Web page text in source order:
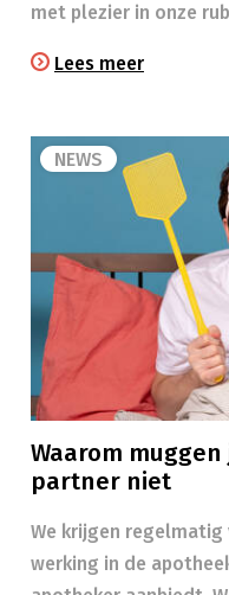
met plezier in onze
Lees meer
NEWS
Waarom
partner niet
We krijgen regelmatig
werking in de